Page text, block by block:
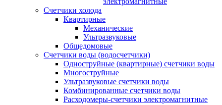
Счетчики холода
Квартирные
Механические
Ультразвуковые
Общедомовые
Счетчики воды (водосчетчики)
Одноструйные (квартирные) счетчики воды
Многоструйные
Ультразвуковые счетчики воды
Комбинированные счетчики воды
Расходомеры-счетчики электромагнитные